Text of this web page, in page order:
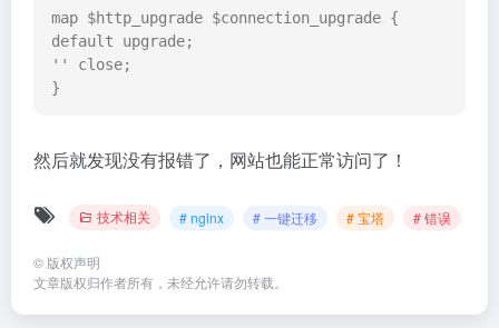
map $http_upgrade $connection_upgrade {
default upgrade;
'' close;
}
然后就发现没有报错了，网站也能正常访问了！
技术相关 # nginx # 一键迁移 # 宝塔 # 错误
© 版权声明
文章版权归作者所有，未经允许请勿转载。